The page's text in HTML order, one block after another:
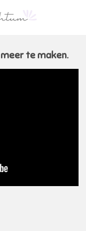
te maken.